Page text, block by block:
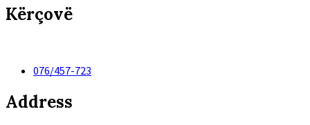
search
Kërçovë
076/457-723
Address